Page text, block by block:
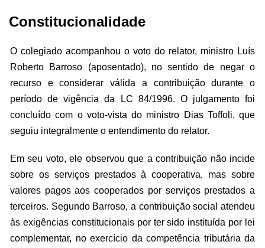
Constitucionalidade
O colegiado acompanhou o voto do relator, ministro Luís
Roberto Barroso (aposentado), no sentido de negar o
recurso e considerar válida a contribuição durante o
período de vigência da LC 84/1996. O julgamento foi
concluído com o voto-vista do ministro Dias Toffoli, que
seguiu integralmente o entendimento do relator.
Em seu voto, ele observou que a contribuição não incide
sobre os serviços prestados à cooperativa, mas sobre
valores pagos aos cooperados por serviços prestados a
terceiros. Segundo Barroso, a contribuição social atendeu
às exigências constitucionais por ter sido instituída por lei
complementar, no exercício da competência tributária da